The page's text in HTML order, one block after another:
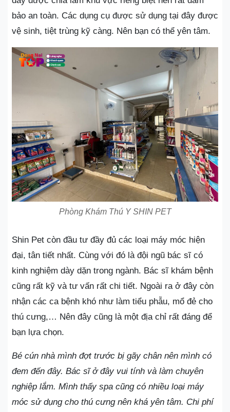
bảo an toàn. Các dụng cụ được sử dụng tại đây được
vệ sinh, tiệt trùng kỹ càng. Nên bạn có thể yên tâm.
Phòng Khám Thú Y SHIN PET
Shin Pet còn đầu tư đầy đủ các loại máy móc hiện
đại, tân tiết nhất. Cùng với đó là đội ngũ bác sĩ có
kinh nghiệm dày dặn trong ngành. Bác sĩ khám bệnh
cũng rất kỹ và tư vấn rất chi tiết. Ngoài ra ở đây còn
nhận các ca bệnh khó như làm tiểu phẫu, mổ đẻ cho
thú cưng,… Nên đây cũng là một địa chỉ rất đáng để
bạn lựa chọn.
Bé cún nhà mình đợt trước bị gãy chân nên mình có
đem đến đây. Bác sĩ ở đây vui tính và làm chuyên
nghiệp lắm. Mình thấy spa cũng có nhiều loại máy
móc sử dụng cho thú cưng nên khá yên tâm. Chi phí